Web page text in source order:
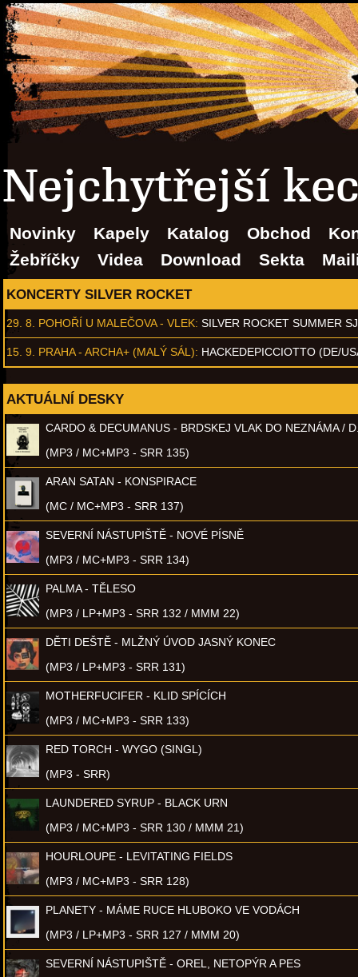
Nejchytřejší
Novinky Kapely Katalog Obchod
Žebříčky
Videa Download Sekta
KONCERTY SILVER ROCKET
29. 8. POHOŘÍ U MALEČOVA - VLEK: SILVER ROCKET SUMMER
15. 9. PRAHA - ARCHA+ (MALÝ SÁL): HACKEDEPICCIOTTO (DE/
AKTUÁLNÍ DESKY
CARDO & DECUMANUS - BRDSKEJ VLAK DO NEZNÁMA /
(MP3 / MC+MP3 - SRR 135)
ARAN SATAN - KONSPIRACE
(MC / MC+MP3 - SRR 137)
SEVERNÍ NÁSTUPIŠTĚ - NOVÉ PÍSNĚ
(MP3 / MC+MP3 - SRR 134)
PALMA - TĚLESO
(MP3 / LP+MP3 - SRR 132 / MMM 22)
DĚTI DEŠTĚ - MLŽNÝ ÚVOD JASNÝ KONEC
(MP3 / LP+MP3 - SRR 131)
MOTHERFUCIFER - KLID SPÍCÍCH
(MP3 / MC+MP3 - SRR 133)
RED TORCH - WYGO (SINGL)
(MP3 - SRR)
LAUNDERED SYRUP - BLACK URN
(MP3 / MC+MP3 - SRR 130 / MMM 21)
HOURLOUPE - LEVITATING FIELDS
(MP3 / MC+MP3 - SRR 128)
PLANETY - MÁME RUCE HLUBOKO VE VODÁCH
(MP3 / LP+MP3 - SRR 127 / MMM 20)
SEVERNÍ NÁSTUPIŠTĚ - OREL, NETOPÝR A PES